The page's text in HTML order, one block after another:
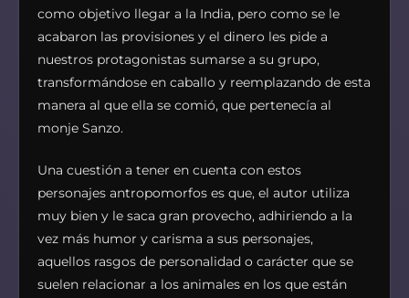
como objetivo llegar a la India, pero como se le
acabaron las provisiones y el dinero les pide a
nuestros protagonistas sumarse a su grupo,
transformándose en caballo y reemplazando de esta
manera al que ella se comió, que pertenecía al
monje Sanzo.
Una cuestión a tener en cuenta con estos
personajes antropomorfos es que, el autor utiliza
muy bien y le saca gran provecho, adhiriendo a la
vez más humor y carisma a sus personajes,
aquellos rasgos de personalidad o carácter que se
suelen relacionar a los animales en los que están